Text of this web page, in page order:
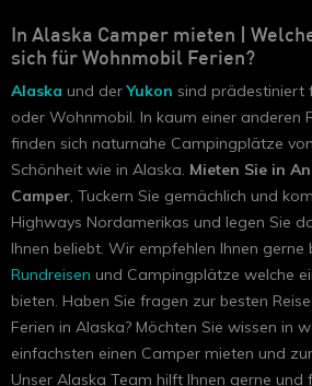
In Alaska Camper mieten |
sich für Wohnmobil Ferien?
Alaska und derYukon sind prädestiniert
oder Wohnmobil. In kaum einer anderen
finden sich naturnahe Campingplätze
Schönheit wie in Alaska. Mieten Sie in
Camper, Tuckern Sie gemächlich und
Highways Nordamerikas und legen Sie
Ihnen beliebt. Wir empfehlen Ihnen gerne
Rundreisen und Campingplätze welche
bieten. Haben Sie fragen zur besten
Ferien in Alaska? Möchten Sie wissen in
einfachsten einen Camper mieten und
Unser Alaska Team hilft Ihnen gerne und